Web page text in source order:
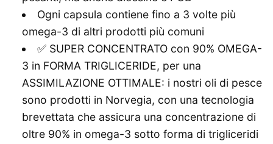
Ogni capsula contiene fino a 3 volte più
omega-3 di altri prodotti più comuni
✅ SUPER CONCENTRATO con 90% OMEGA-
3 in FORMA TRIGLICERIDE, per una
ASSIMILAZIONE OTTIMALE: i nostri oli di pesce
sono prodotti in Norvegia, con una tecnologia
brevettata che assicura una concentrazione di
oltre 90% in omega-3 sotto forma di trigliceridi